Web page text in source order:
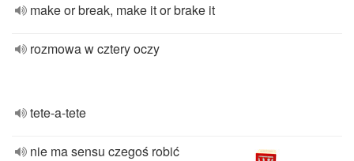
make or break, make it or brake it
rozmowa w cztery oczy
tete-a-tete
nie ma sensu czegoś robić